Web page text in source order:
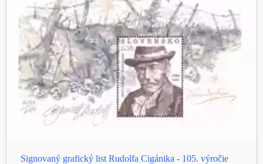
Signovaný grafický list Rudolfa Cigánika - 105. výročie